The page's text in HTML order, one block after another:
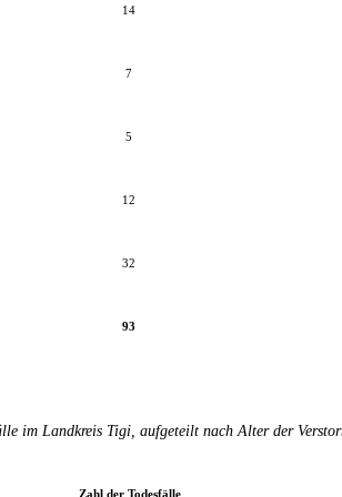
14
7
5
12
32
93
im Landkreis Tigi, aufgeteilt nach Alter der
Zahl der Todesfälle